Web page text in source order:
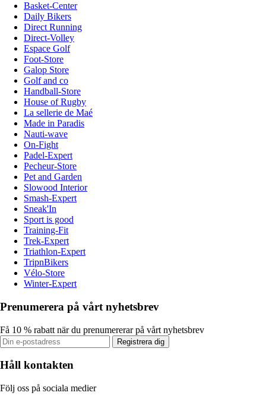
Basket-Center
Daily Bikers
Direct Running
Direct-Volley
Espace Golf
Foot-Store
Galop Store
Golf and co
Handball-Store
House of Rugby
La sellerie de Maé
Made in Paradis
Nauti-wave
On-Fight
Padel-Expert
Pecheur-Store
Pet and Garden
Slowood Interior
Smash-Expert
Sneak'In
Sport is good
Training-Fit
Trek-Expert
Triathlon-Expert
TripnBikers
Vélo-Store
Winter-Expert
Prenumerera på vårt nyhetsbrev
Få 10 % rabatt när du prenumererar på vårt nyhetsbrev
Registrera dig
Håll kontakten
Följ oss på sociala medier